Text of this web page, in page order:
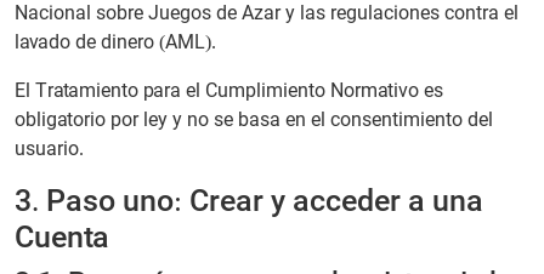
Nacional sobre Juegos de Azar y las regulaciones contra el
lavado de dinero (AML).
El Tratamiento para el Cumplimiento Normativo es
obligatorio por ley y no se basa en el consentimiento del
usuario.
3. Paso uno: Crear y acceder a una
Cuenta